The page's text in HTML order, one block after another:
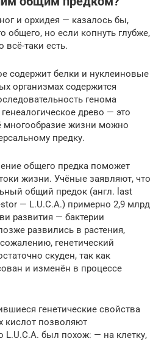
и орхидея — казалось бы,
общего, но если копнуть глубже,
всё-таки есть.
содержит белки и нуклеиновые
организмах содержится
генома
древо — это
многообразие жизни можно
предку.
общего предка поможет
жизни. Учёные заявляют, что
общий предок (англ. last
— L.U.C.A.) примерно 2,9 млрд
развития — бактерии
развились в растения,
генетический
скуден, так как
и изменён в процессе
генетические свойства
кислот позволяют
L.U.C.A. был похож: — на клетку,